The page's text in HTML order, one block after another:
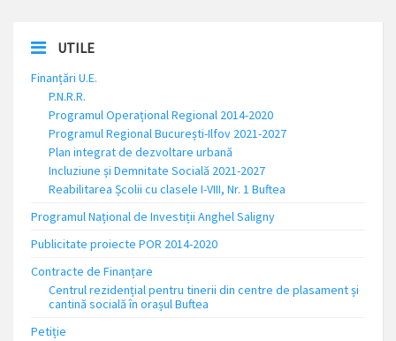
UTILE
Finanțări U.E.
P.N.R.R.
Programul Operațional Regional 2014-2020
Programul Regional București-Ilfov 2021-2027
Plan integrat de dezvoltare urbană
Incluziune și Demnitate Socială 2021-2027
Reabilitarea Școlii cu clasele I-VIII, Nr. 1 Buftea
Programul Național de Investiții Anghel Saligny
Publicitate proiecte POR 2014-2020
Contracte de Finanțare
Centrul rezidențial pentru tinerii din centre de plasament și
cantină socială în orașul Buftea
Petiție